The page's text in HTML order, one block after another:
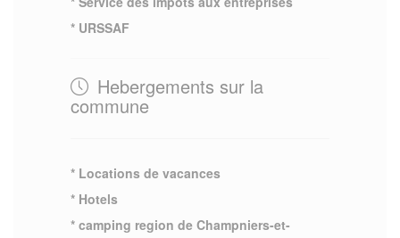
* URSSAF
Hebergements sur la
commune
* Locations de vacances
* Hotels
* camping region de Champniers-et-